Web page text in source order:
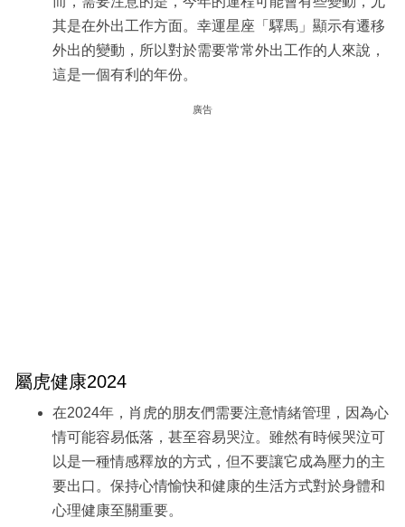
其是在外出工作方面。幸運星座「驛馬」顯示有遷移
外出的變動，所以對於需要常常外出工作的人來說，
這是一個有利的年份。
廣告
屬虎健康2024
在2024年，肖虎的朋友們需要注意情緒管理，因為心
情可能容易低落，甚至容易哭泣。雖然有時候哭泣可
以是一種情感釋放的方式，但不要讓它成為壓力的主
要出口。保持心情愉快和健康的生活方式對於身體和
心理健康至關重要。